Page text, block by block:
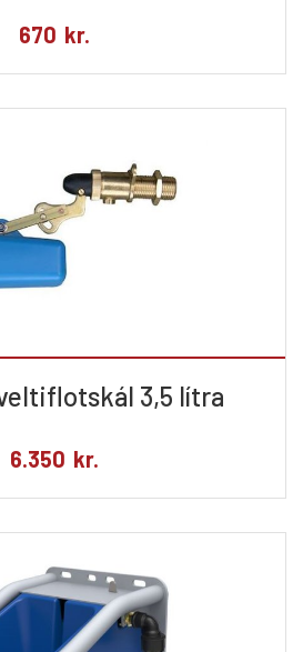
670 kr.
3,5 lítra
6.350 kr.